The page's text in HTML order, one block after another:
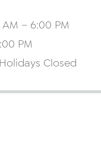
– 6:00 PM
PM
Closed